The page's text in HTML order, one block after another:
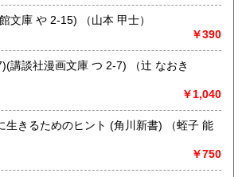
運命のひと (小学館文庫 や 2-15) （山本 甲士）
￥390
社漫画文庫 つ 2-7) （辻 なおき
￥1,040
るためのヒント (角川新書) （蛭子 能
￥750